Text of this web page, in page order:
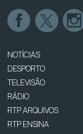
NOTÍCIAS
DESPORTO
TELEVISÃO
RÁDIO
RTP ARQUIVOS
RTP ENSINA